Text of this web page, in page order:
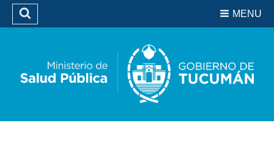
Biblioteca
MENU
Buscar